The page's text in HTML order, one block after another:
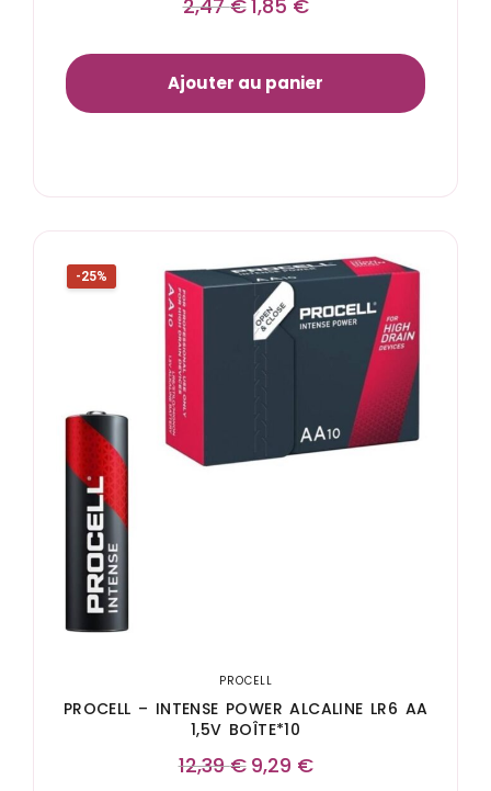
2,47€1,85 €
Ajouter au panier
-25%
PROCELL
PROCELL – INTENSE POWER ALCALINE LR6 AA
1,5V BOÎTE*10
12,39€ 9,29 €